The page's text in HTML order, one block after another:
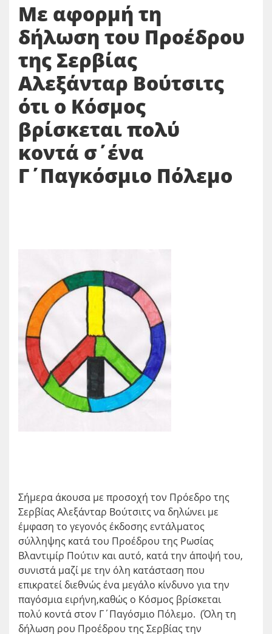
Με αφορμή τη
δήλωση του Προέδρου
της Σερβίας
Αλεξάνταρ Βούτσιτς
ότι ο Κόσμος
βρίσκεται πολύ
κοντά σ΄ένα
Γ΄Παγκόσμιο Πόλεμο
Σήμερα άκουσα με προσοχή τον Πρόεδρο της
Σερβίας Αλεξάνταρ Βούτσιτς να δηλώνει με
έμφαση το γεγονός έκδοσης εντάλματος
σύλληψης κατά του Προέδρου της Ρωσίας
Βλαντιμίρ Πούτιν και αυτό, κατά την άποψή του,
συνιστά μαζί με την όλη κατάσταση που
επικρατεί διεθνώς ένα μεγάλο κίνδυνο για την
παγόσμια ειρήνη,καθώς ο Κόσμος βρίσκεται
πολύ κοντά στον Γ΄Παγόσμιο Πόλεμο. (Όλη τη
δήλωση ρου Προέδρου της Σερβίας την